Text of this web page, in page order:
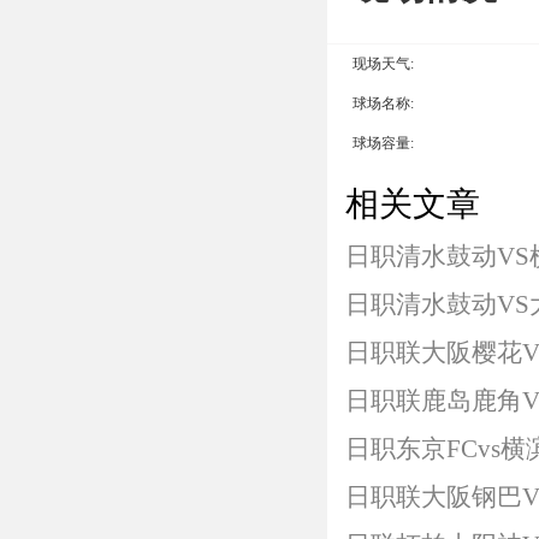
现场天气:
球场名称:
球场容量:
相关文章